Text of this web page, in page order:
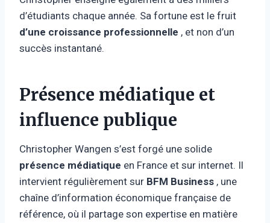
d’étudiants chaque année. Sa fortune est le fruit
d’une croissance professionnelle , et non d’un
succès instantané.
Présence médiatique et
influence publique
Christopher Wangen s’est forgé une solide
présence médiatique en France et sur internet. Il
intervient régulièrement sur BFM Business , une
chaîne d’information économique française de
référence, où il partage son expertise en matière